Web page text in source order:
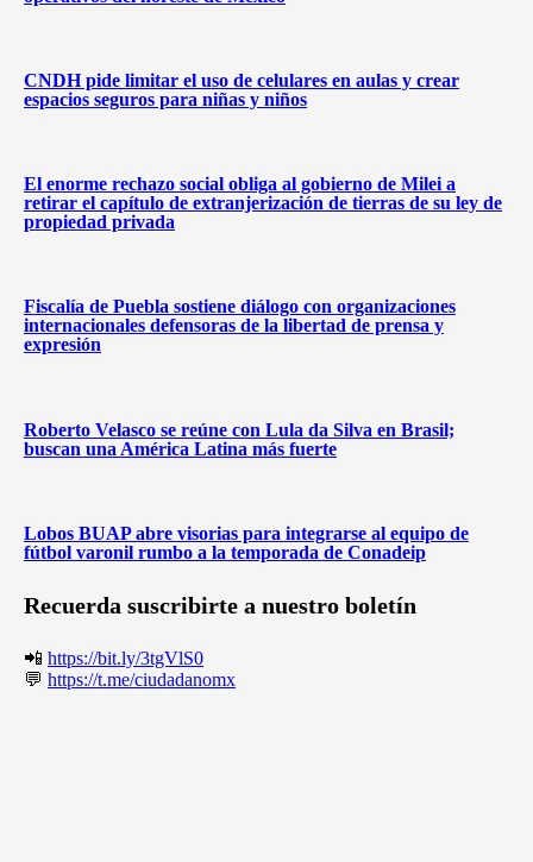
CNDH pide limitar el uso de celulares en aulas y crear
espacios seguros para niñas y niños
El enorme rechazo social obliga al gobierno de Milei a
retirar el capítulo de extranjerización de tierras de su ley de
propiedad privada
Fiscalía de Puebla sostiene diálogo con organizaciones
internacionales defensoras de la libertad de prensa y
expresión
Roberto Velasco se reúne con Lula da Silva en Brasil;
buscan una América Latina más fuerte
Lobos BUAP abre visorias para integrarse al equipo de
fútbol varonil rumbo a la temporada de Conadeip
Recuerda suscribirte a nuestro boletín
📲 https://bit.ly/3tgVlS0
💬 https://t.me/ciudadanomx